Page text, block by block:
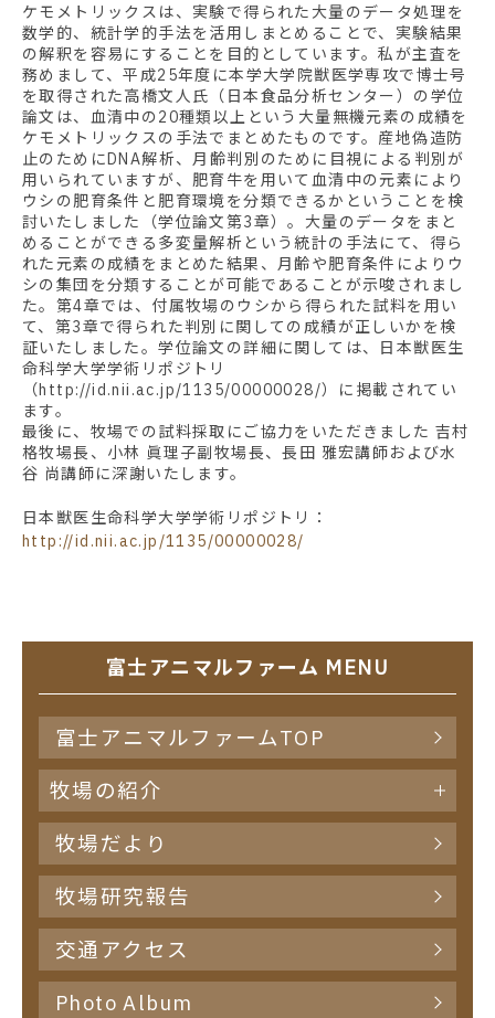
ケモメトリックスは、実験で得られた大量のデータ処理を
数学的、統計学的手法を活用しまとめることで、実験結果
の解釈を容易にすることを目的としています。私が主査を
務めまして、平成25年度に本学大学院獣医学専攻で博士号
を取得された高橋文人氏（日本食品分析センター）の学位
論文は、血清中の20種類以上という大量無機元素の成績を
ケモメトリックスの手法でまとめたものです。産地偽造防
止のためにDNA解析、月齢判別のために目視による判別が
用いられていますが、肥育牛を用いて血清中の元素により
ウシの肥育条件と肥育環境を分類できるかということを検
討いたしました（学位論文第3章）。大量のデータをまと
めることができる多変量解析という統計の手法にて、得ら
れた元素の成績をまとめた結果、月齢や肥育条件によりウ
シの集団を分類することが可能であることが示唆されまし
た。第4章では、付属牧場のウシから得られた試料を用い
て、第3章で得られた判別に関しての成績が正しいかを検
証いたしました。学位論文の詳細に関しては、日本獣医生
命科学大学学術リポジトリ
（http://id.nii.ac.jp/1135/00000028/）に掲載されてい
ます。
最後に、牧場での試料採取にご協力をいただきました 吉村
格牧場長、小林 眞理子副牧場長、長田 雅宏講師および水
谷 尚講師に深謝いたします。
日本獣医生命科学大学学術リポジトリ：
http://id.nii.ac.jp/1135/00000028/
富士アニマルファーム MENU
富士アニマルファームTOP
牧場の紹介
牧場だより
牧場研究報告
交通アクセス
Photo Album